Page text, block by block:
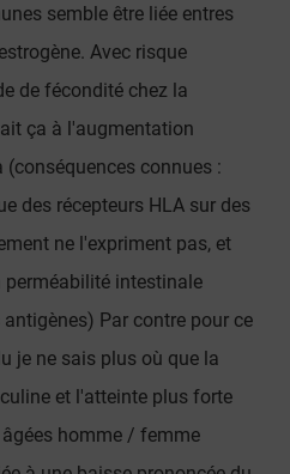
semble être liée entres
Avec risque
de fécondité chez la
ça à l'augmentation
connues :
des récepteurs HLA sur des
ne l'expriment pas, et
intestinale
Par contre pour ce
je ne sais plus où que la
et l'atteinte plus forte
homme / femme